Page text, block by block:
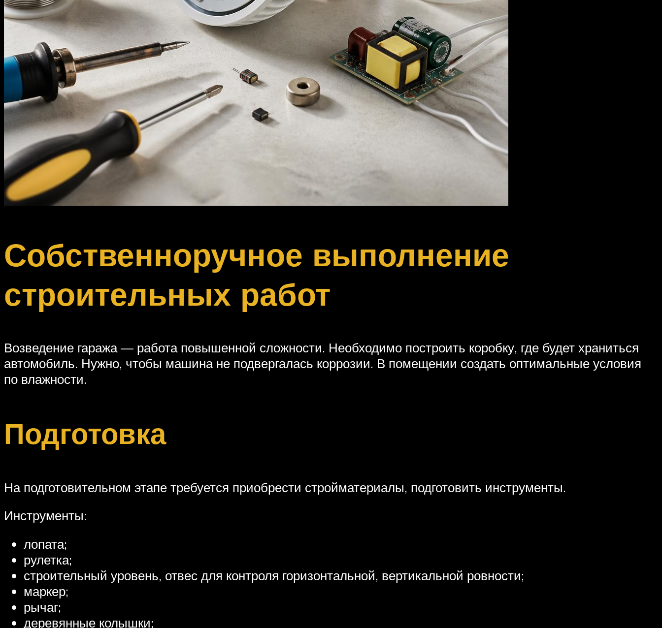
Собственноручное выполнение
строительных работ
Возведение гаража — работа повышенной сложности. Необходимо построить коробку, где будет храниться
автомобиль. Нужно, чтобы машина не подвергалась коррозии. В помещении создать оптимальные условия
по влажности.
Подготовка
На подготовительном этапе требуется приобрести стройматериалы, подготовить инструменты.
Инструменты:
лопата;
рулетка;
строительный уровень, отвес для контроля горизонтальной, вертикальной ровности;
маркер;
рычаг;
деревянные колышки;